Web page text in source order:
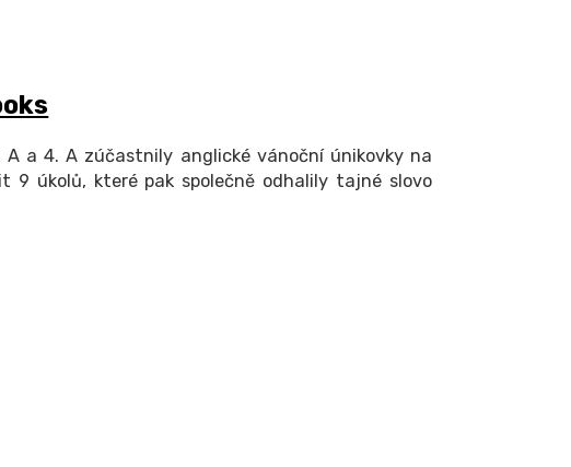
a 4. A zúčastnily anglické vánoční únikovky na
9 úkolů, které pak společně odhalily tajné slovo